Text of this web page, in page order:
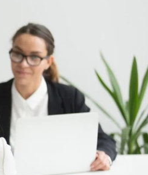
residuos en objetos y darles una